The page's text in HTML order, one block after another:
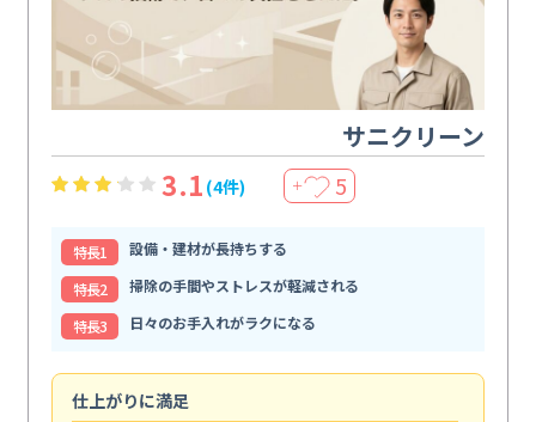
サニクリーン
3.1 (4件) ＋ 5
特⻑1
設備・建材が長持ちする
特⻑2
掃除の手間やストレスが軽減される
特⻑3
日々のお手入れがラクになる
仕上がりに満足